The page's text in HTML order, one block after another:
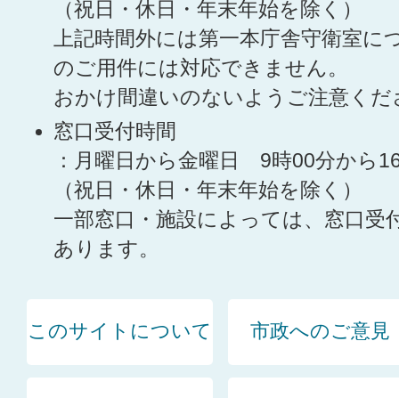
（祝日・休日・年末年始を除く）
上記時間外には第一本庁舎守衛室に
のご用件には対応できません。
おかけ間違いのないようご注意くだ
窓口受付時間
：月曜日から金曜日 9時00分から
（祝日・休日・年末年始を除く）
一部窓口・施設によっては、窓口受
あります。
このサイトについて 市政へのご意見